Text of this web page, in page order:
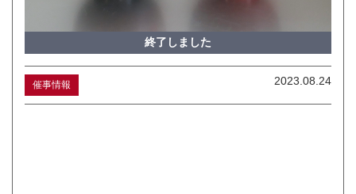
終了しました
催事情報 2023.08.24